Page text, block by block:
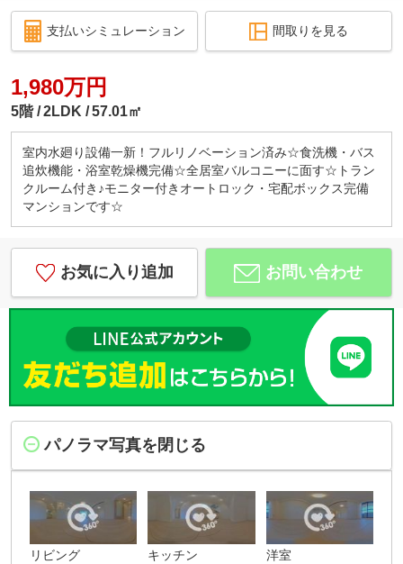
支払いシミュレーション 間取りを見る
1,980万円
5階 2LDK 57.01㎡
室内水廻り設備一新！フルリノベーション済み☆食洗機・バス
追炊機能・浴室乾燥機完備☆全居室バルコニーに面す☆トラン
クルーム付き♪モニター付きオートロック・宅配ボックス完備
マンションです☆
お気に入り追加 お問い合わせ
パノラマ写真を閉じる
リビング キッチン 洋室